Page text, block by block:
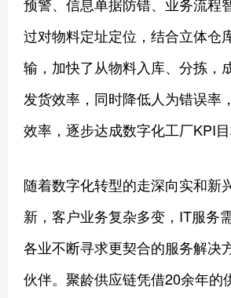
过对物料定址定位，结合立体仓
输，加快了从物料入库、分拣，
发货效率，同时降低人为错误率
效率，逐步达成数字化工厂KPI目
随着数字化转型的走深向实和新
新，客户业务复杂多变，IT服务
各业不断寻求更契合的服务解决
伙伴。聚龄供应链凭借20余年的